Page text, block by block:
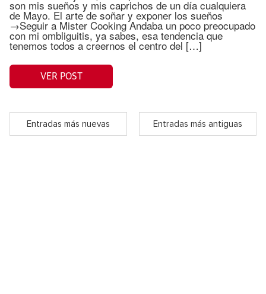
son mis sueños y mis caprichos de un día cualquiera
de Mayo. El arte de soñar y exponer los sueños
→Seguir a Mister Cooking Andaba un poco preocupado
con mi ombliguitis, ya sabes, esa tendencia que
tenemos todos a creernos el centro del […]
VER POST
Entradas más nuevas Entradas más antiguas